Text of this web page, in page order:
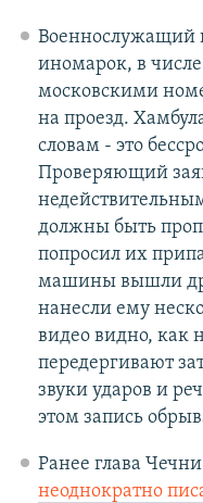
Военнослужащий
иномарок, в
московскими
на проезд.
словам - это
Проверяющий
должны быть
попросил их
машины вышли
нанесли ему
видео видно, как
передергивают
звуки ударов и
этом запись
Ранее глава
неоднократно